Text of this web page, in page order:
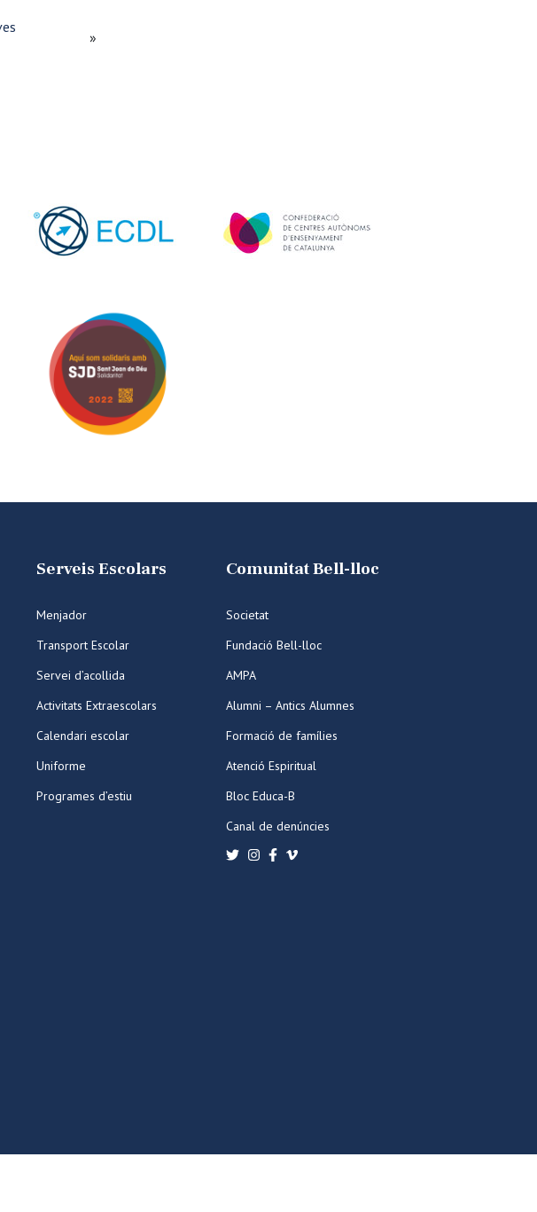
»
Serveis Escolars
Menjador
Transport Escolar
Servei d’acollida
Activitats Extraescolars
Calendari escolar
Uniforme
Programes d’estiu
Comunitat Bell-lloc
Societat
Fundació Bell-lloc
AMPA
Alumni – Antics Alumnes
Formació de famílies
Atenció Espiritual
Bloc Educa-B
Canal de denúncies